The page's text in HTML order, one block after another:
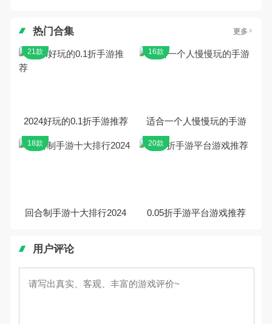
热门合集 更多
2024好玩的0.1折手游推荐
21款
适合一个人慢慢玩的手游
16款
回合制手游十大排行2024
18款
0.05折手游平台游戏推荐
20款
用户评论